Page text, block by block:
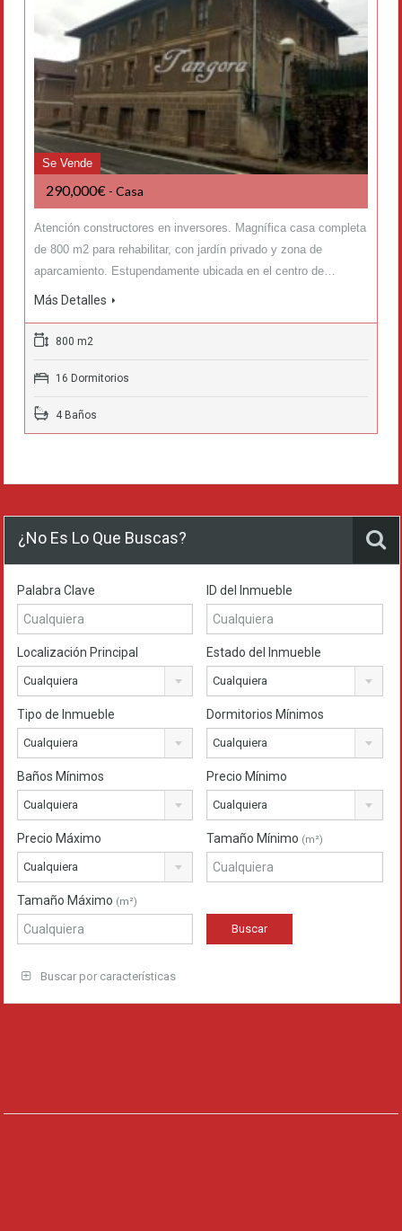
Se Vende
290,000€ - Casa
Atención constructores en inversores. Magnífica casa completa
de 800 m2 para rehabilitar, con jardín privado y zona de
aparcamiento. Estupendamente ubicada en el centro de…
Más Detalles
800 m2
16 Dormitorios
4 Baños
¿No Es Lo Que Buscas?
Palabra Clave ID del Inmueble
Localización Principal
Cualquiera
Estado del Inmueble
Cualquiera
Tipo de Inmueble
Cualquiera
Dormitorios Mínimos
Cualquiera
Baños Mínimos
Cualquiera
Precio Mínimo
Cualquiera
Precio Máximo
Cualquiera
Tamaño Mínimo (m²)
Tamaño Máximo (m²)
Buscar por características